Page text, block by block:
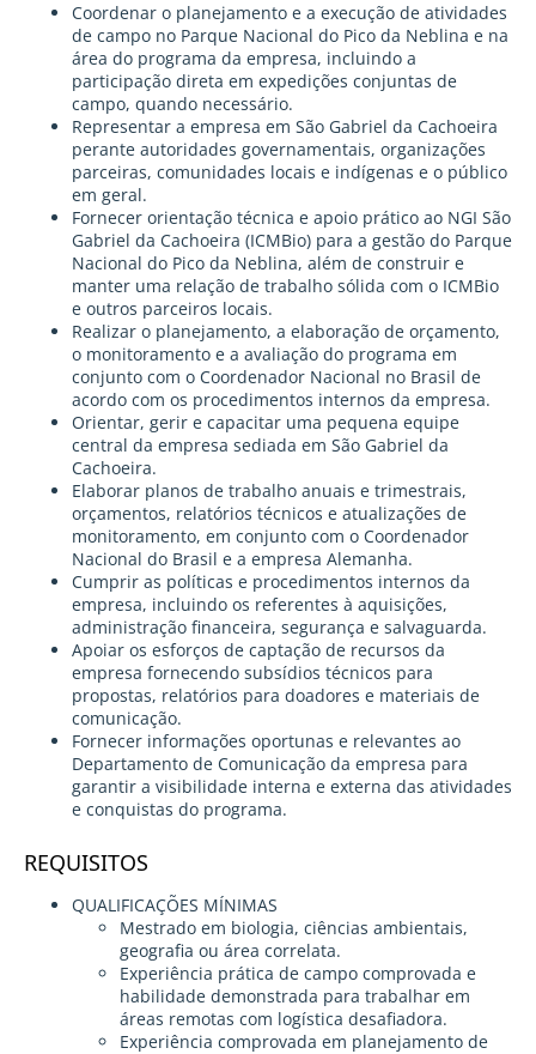
Coordenar o planejamento e a execução de atividades
de campo no Parque Nacional do Pico da Neblina e na
área do programa da empresa, incluindo a
participação direta em expedições conjuntas de
campo, quando necessário.
Representar a empresa em São Gabriel da Cachoeira
perante autoridades governamentais, organizações
parceiras, comunidades locais e indígenas e o público
em geral.
Fornecer orientação técnica e apoio prático ao NGI São
Gabriel da Cachoeira (ICMBio) para a gestão do Parque
Nacional do Pico da Neblina, além de construir e
manter uma relação de trabalho sólida com o ICMBio
e outros parceiros locais.
Realizar o planejamento, a elaboração de orçamento,
o monitoramento e a avaliação do programa em
conjunto com o Coordenador Nacional no Brasil de
acordo com os procedimentos internos da empresa.
Orientar, gerir e capacitar uma pequena equipe
central da empresa sediada em São Gabriel da
Cachoeira.
Elaborar planos de trabalho anuais e trimestrais,
orçamentos, relatórios técnicos e atualizações de
monitoramento, em conjunto com o Coordenador
Nacional do Brasil e a empresa Alemanha.
Cumprir as políticas e procedimentos internos da
empresa, incluindo os referentes à aquisições,
administração financeira, segurança e salvaguarda.
Apoiar os esforços de captação de recursos da
empresa fornecendo subsídios técnicos para
propostas, relatórios para doadores e materiais de
comunicação.
Fornecer informações oportunas e relevantes ao
Departamento de Comunicação da empresa para
garantir a visibilidade interna e externa das atividades
e conquistas do programa.
REQUISITOS
QUALIFICAÇÕES MÍNIMAS
Mestrado em biologia, ciências ambientais,
geografia ou área correlata.
Experiência prática de campo comprovada e
habilidade demonstrada para trabalhar em
áreas remotas com logística desafiadora.
Experiência comprovada em planejamento de